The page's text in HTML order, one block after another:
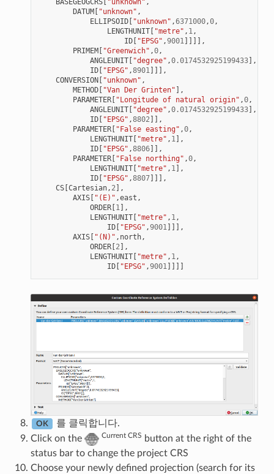
BASEGEOGCRS[ "unknown" ,
DATUM
"unknown" ,
ELLIPSOID[ "unknown" ,6371000,0,
LENGTHUNIT[ "metre" , 1,
ID[ "EPSG" ,9001]]]],
PRIMEM
"Greenwich" ,0,
ANGLEUNIT[ "degree" ,0.0174532925199433],
ID[ "EPSG" ,8901]]],
CONVERSION
"unknown" ,
METHOD[ "Van Der Grinten" ],
PARAMETER[ "Longitude of natural origin" ,0,
ANGLEUNIT[ "degree" ,0.0174532925199433],
ID[ "EPSG" ,8802]],
PARAMETER[ "False easting" ,0,
LENGTHUNIT[ "metre" , 1],
ID[ "EPSG" ,8806]],
PARAMETER[ "False northing" ,0,
LENGTHUNIT[ "metre" , 1],
ID[ "EPSG" ,8807]]],
CS[ Cartesian, 2],
AXIS[ "(E)" ,east ,
ORDER[ 1],
LENGTHUNIT[ "metre" , 1,
ID[ "EPSG" ,9001]]],
AXIS[ "(N)" , north,
ORDER[ 2],
LENGTHUNIT[ "metre" , 1,
ID[ "EPSG" ,9001]]]]
OK
를 클릭합니다.
Click on the
Current CRS button at the right of the
status bar to change the project CRS
Choose your newly defined projection (search for its